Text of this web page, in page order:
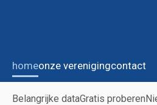
homeonze verenigingcontact
Belangrijke dataGratis proberen